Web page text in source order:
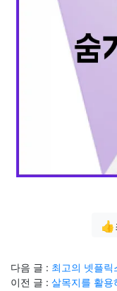
👍
다음 글 : 최고의 넷플릭
이전 글 : 살목지를 활용